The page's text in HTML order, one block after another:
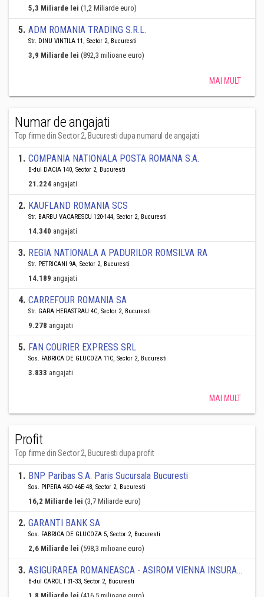
5,3 Miliarde lei (1,2 Miliarde euro)
5. ADM ROMANIA TRADING S.R.L.
Str. DINU VINTILA 11, Sector 2, Bucuresti
3,9 Miliarde lei (892,3 milioane euro)
MAI MULT
Numar de angajati
Top firme din Sector 2, Bucuresti dupa numarul de angajati
1. COMPANIA NATIONALA POSTA ROMANA S.A.
B-dul DACIA 140, Sector 2, Bucuresti
21.224 angajati
2. KAUFLAND ROMANIA SCS
Str. BARBU VACARESCU 120-144, Sector 2, Bucuresti
14.340 angajati
3. REGIA NATIONALA A PADURILOR ROMSILVA RA
Str. PETRICANI 9A, Sector 2, Bucuresti
14.189 angajati
4. CARREFOUR ROMANIA SA
Str. GARA HERASTRAU 4C, Sector 2, Bucuresti
9.278 angajati
5. FAN COURIER EXPRESS SRL
Sos. FABRICA DE GLUCOZA 11C, Sector 2, Bucuresti
3.833 angajati
MAI MULT
Profit
Top firme din Sector 2, Bucuresti dupa profit
1. BNP Paribas S.A. Paris Sucursala Bucuresti
Sos. PIPERA 46D-46E-48, Sector 2, Bucuresti
16,2 Miliarde lei (3,7 Miliarde euro)
2. GARANTI BANK SA
Sos. FABRICA DE GLUCOZA 5, Sector 2, Bucuresti
2,6 Miliarde lei (598,3 milioane euro)
3. ASIGURAREA ROMANEASCA - ASIROM VIENNA INSURANCE GROUP SA
B-dul CAROL I 31-33, Sector 2, Bucuresti